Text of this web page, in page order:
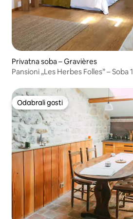
Privatna soba – Gravières
Pansioni „Les Herbes Folles” – Soba 1
Odabrali gosti
Odabrali gosti